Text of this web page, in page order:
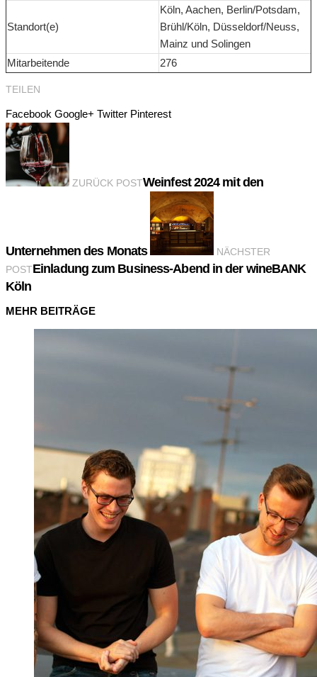
Standort(e)
Köln, Aachen, Berlin/Potsdam,
Brühl/Köln, Düsseldorf/Neuss,
Mainz und Solingen
Mitarbeitende
276
TEILEN
Facebook Google+ Twitter Pinterest
ZURÜCK POSTWeinfest 2024 mit den
Unternehmen des Monats
NÄCHSTER
POSTEinladung zum Business-Abend in der wineBANK
Köln
MEHR BEITRÄGE